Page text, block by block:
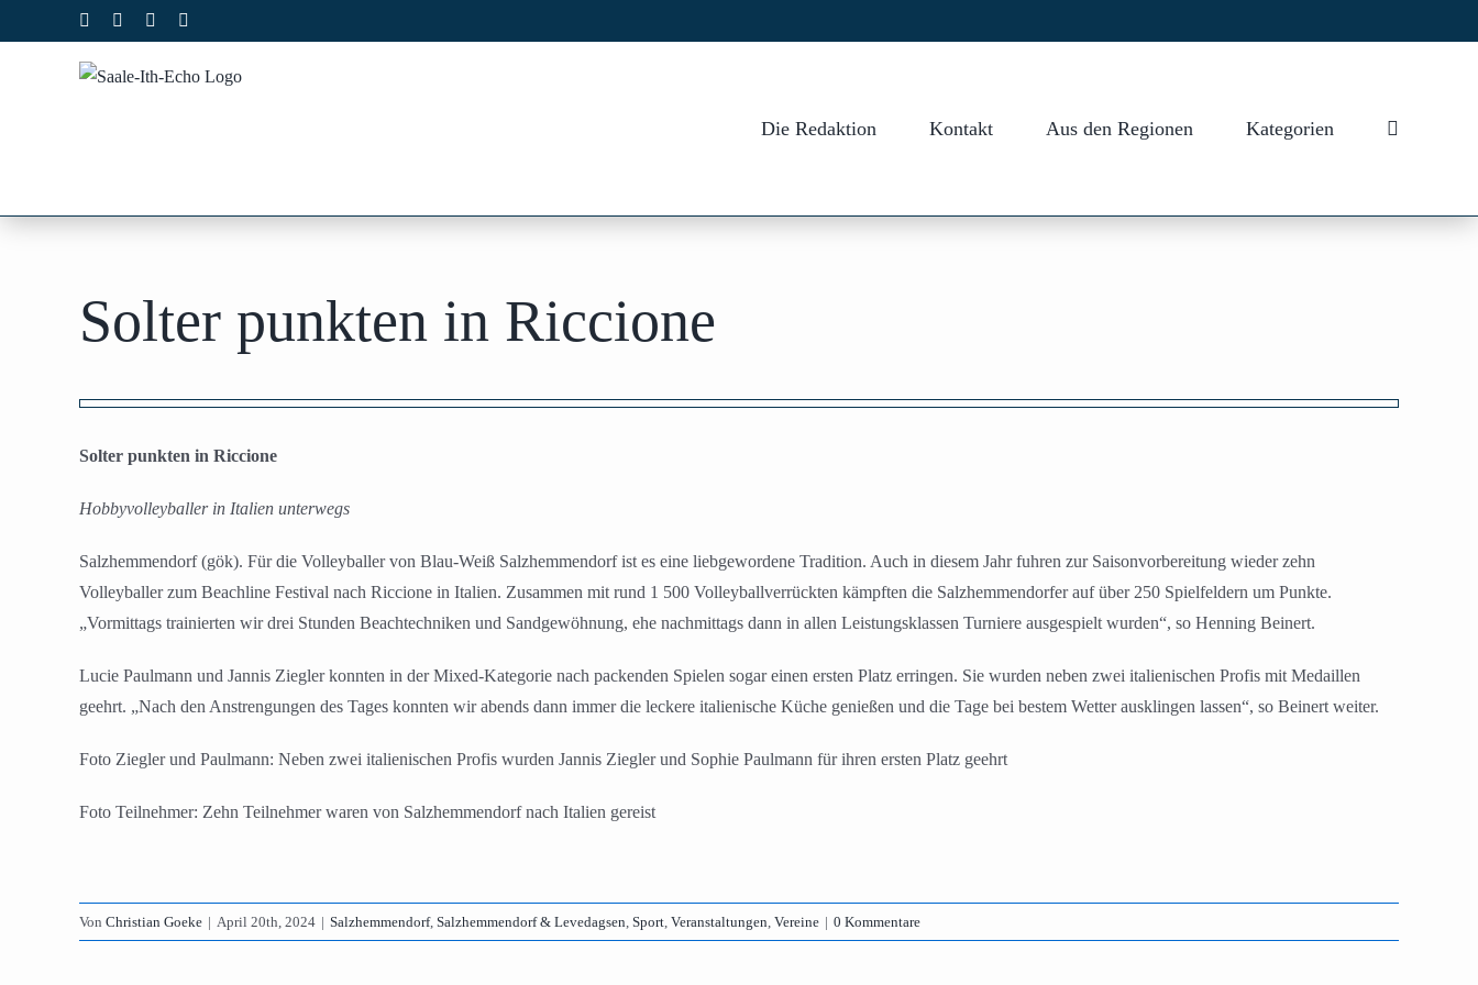
Inhalt
Facebook Instagram
Die Redaktion Kontakt Aus den Regionen Kategorien
Solter punkten in Riccione
grösseres
Solter punkten in Riccione
Hobbyvolleyballer in Italien unterwegs
Salzhemmendorf (gök). Für die Volleyballer von Blau-Weiß Salzhemmendorf ist es eine liebgewordene Tradition. Auch in diesem Jahr fuhren zur Saisonvorbereitung wieder zehn
Volleyballer zum Beachline Festival nach Riccione in Italien. Zusammen mit rund 1 500 Volleyballverrückten kämpften die Salzhemmendorfer auf über 250 Spielfeldern um Punkte.
„Vormittags trainierten wir drei Stunden Beachtechniken und Sandgewöhnung, ehe nachmittags dann in allen Leistungsklassen Turniere ausgespielt wurden“, so Henning Beinert.
Lucie Paulmann und Jannis Ziegler konnten in der Mixed-Kategorie nach packenden Spielen sogar einen ersten Platz erringen. Sie wurden neben zwei italienischen Profis mit Medaillen
geehrt. „Nach den Anstrengungen des Tages konnten wir abends dann immer die leckere italienische Küche genießen und die Tage bei bestem Wetter ausklingen lassen“, so Beinert weiter.
Foto Ziegler und Paulmann: Neben zwei italienischen Profis wurden Jannis Ziegler und Sophie Paulmann für ihren ersten Platz geehrt
Foto Teilnehmer: Zehn Teilnehmer waren von Salzhemmendorf nach Italien gereist
Von Christian Goeke | April 20th, 2024 | Salzhemmendorf, Salzhemmendorf & Levedagsen, Sport, Veranstaltungen, Vereine | 0 Kommentare